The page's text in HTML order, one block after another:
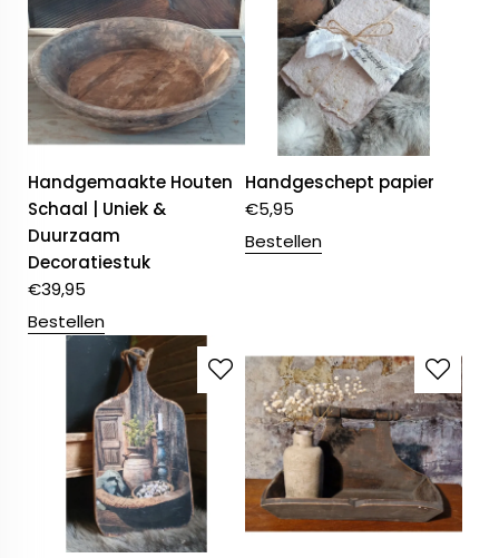
Handgemaakte Houten
Schaal | Uniek &
Duurzaam
Decoratiestuk
€39,95
Bestellen
Handgeschept papier
€5,95
Bestellen